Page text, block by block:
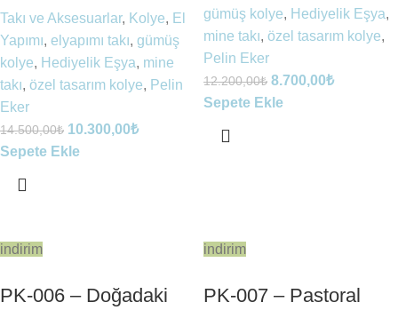
Takı ve Aksesuarlar, Kolye, El
Yapımı, elyapımı takı, gümüş
kolye, Hediyelik Eşya, mine
takı, özel tasarım kolye, Pelin
Eker
14.500,00₺ 10.300,00₺
Sepete Ekle
gümüş kolye, Hediyelik Eşya,
mine takı, özel tasarım kolye,
Pelin Eker
12.200,00₺ 8.700,00₺
Sepete Ekle
indirim
PK-006 – Doğadaki
indirim
PK-007 – Pastoral